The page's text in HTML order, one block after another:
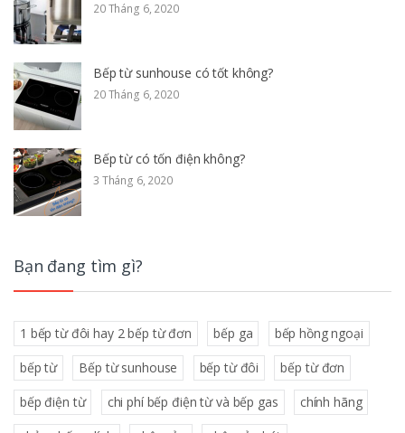
20 Tháng 6, 2020
Bếp từ sunhouse có tốt không?
20 Tháng 6, 2020
Bếp từ có tốn điện không?
3 Tháng 6, 2020
Bạn đang tìm gì?
1 bếp từ đôi hay 2 bếp từ đơn bếp ga bếp hồng ngoại
bếp từ Bếp từ sunhouse bếp từ đôi bếp từ đơn
bếp điện từ chi phí bếp điện từ và bếp gas chính hãng